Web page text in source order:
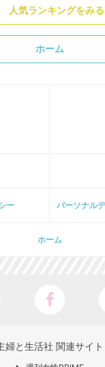
人気ランキングをみる
ホーム
ー パーソナル
ホーム
婦と生活社 関連サイ